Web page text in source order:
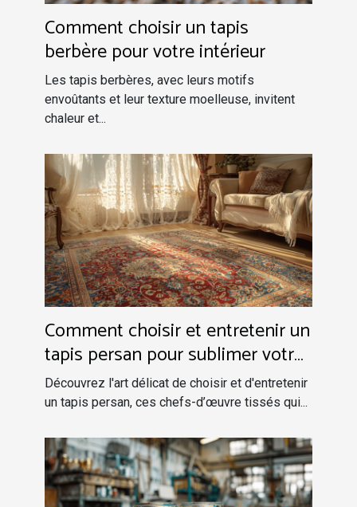
Comment choisir un tapis
berbère pour votre intérieur
Les tapis berbères, avec leurs motifs
envoûtants et leur texture moelleuse, invitent
chaleur et...
Comment choisir et entretenir un
tapis persan pour sublimer votre
intérieur
Découvrez l'art délicat de choisir et d'entretenir
un tapis persan, ces chefs-d’œuvre tissés qui...